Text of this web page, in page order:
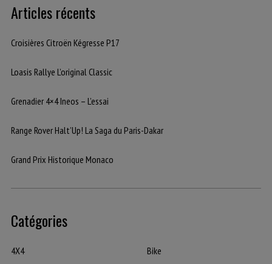
Articles récents
Croisières Citroën Kégresse P17
Loasis Rallye L’original Classic
Grenadier 4×4 Ineos – L’essai
Range Rover Halt’Up! La Saga du Paris-Dakar
Grand Prix Historique Monaco
Catégories
4X4
Bike